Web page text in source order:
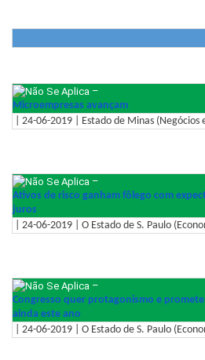
–
Microempresas avançam
| 24-06-2019 | Estado de Minas
–
Ativos de risco ganham fôlego com
juros
| 24-06-2019 | O Estado de S. Paulo
–
Congresso quer protagonismo e
ainda este ano
| 24-06-2019 | O Estado de S. Paulo